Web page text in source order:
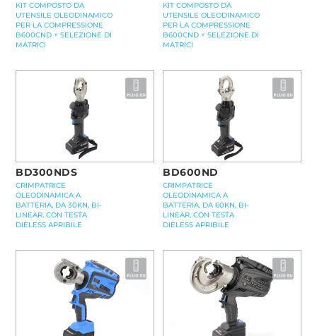
KIT COMPOSTO DA
UTENSILE OLEODINAMICO
PER LA COMPRESSIONE
B600CND + SELEZIONE DI
MATRICI
KIT COMPOSTO DA
UTENSILE OLEODINAMICO
PER LA COMPRESSIONE
B600CND + SELEZIONE DI
MATRICI
BD300NDS
CRIMPATRICE
OLEODINAMICA A
BATTERIA, DA 30KN, BI-
LINEAR, CON TESTA
DIELESS APRIBILE
BD600ND
CRIMPATRICE
OLEODINAMICA A
BATTERIA, DA 60KN, BI-
LINEAR, CON TESTA
DIELESS APRIBILE